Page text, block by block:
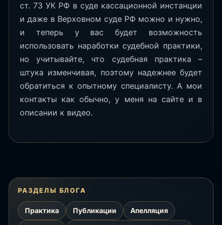
ст. 73 УК РФ в суде кассационной инстанции
и даже в Верховном суде РФ можно и нужно,
и теперь у вас будет возможность
использовать наработки судебной практики,
но учитывайте, что судебная практика –
штука изменчивая, поэтому надежнее будет
обратиться к опытному специалисту. А мои
контакты как обычно, у меня на сайте и в
описании к видео.
РАЗДЕЛЫ БЛОГА
Практика Публикации Апелляция